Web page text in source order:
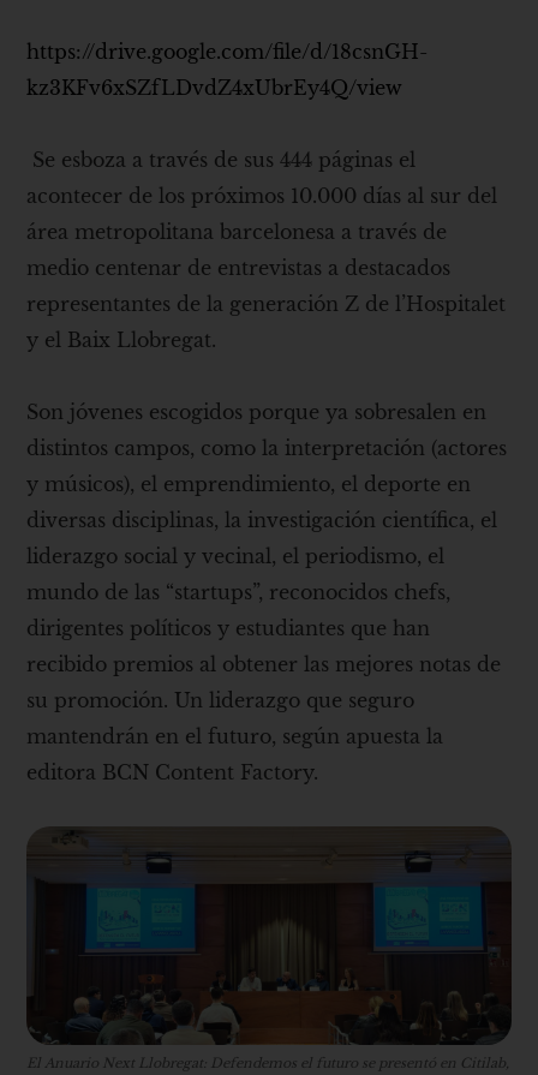
https://drive.google.com/file/d/18csnGH-
kz3KFv6xSZfLDvdZ4xUbrEy4Q/view
Se esboza a través de sus 444 páginas el
acontecer de los próximos 10.000 días al sur del
área metropolitana barcelonesa a través de
medio centenar de entrevistas a destacados
representantes de la generación Z de l’Hospitalet
y el Baix Llobregat.
Son jóvenes escogidos porque ya sobresalen en
distintos campos, como la interpretación (actores
y músicos), el emprendimiento, el deporte en
diversas disciplinas, la investigación científica, el
liderazgo social y vecinal, el periodismo, el
mundo de las “startups”, reconocidos chefs,
dirigentes políticos y estudiantes que han
recibido premios al obtener las mejores notas de
su promoción. Un liderazgo que seguro
mantendrán en el futuro, según apuesta la
editora BCN Content Factory.
El Anuario Next Llobregat: Defendemos el futuro se presentó en Citilab,